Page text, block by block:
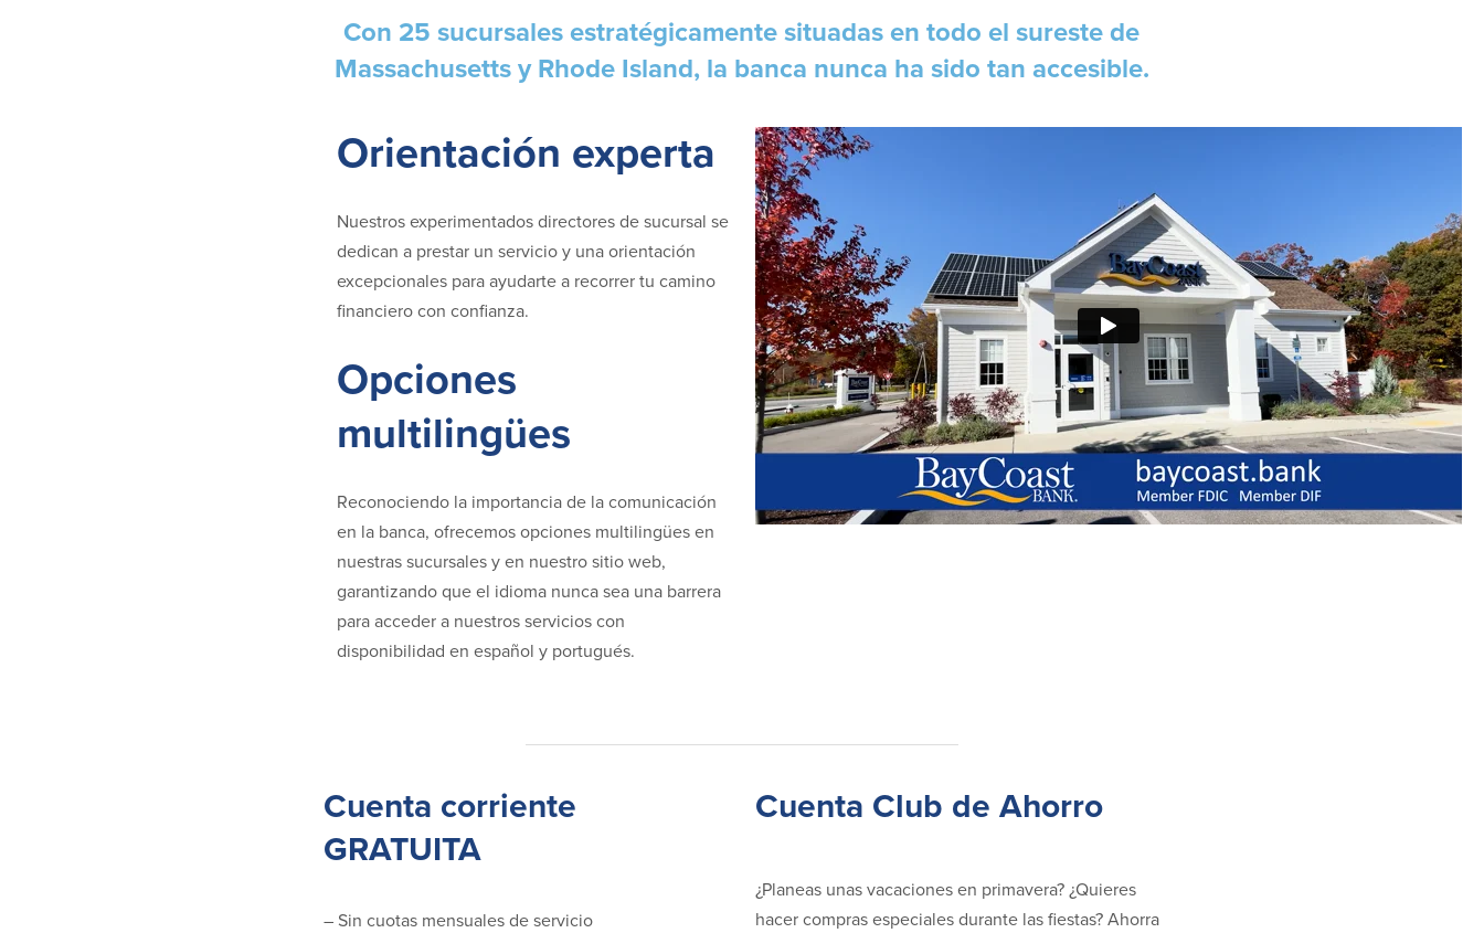
Con 25 sucursales estratégicamente situadas en todo el sureste de
Massachusetts y Rhode Island, la banca nunca ha sido tan accesible.
Orientación experta
Nuestros experimentados directores de sucursal se
dedican a prestar un servicio y una orientación
excepcionales para ayudarte a recorrer tu camino
financiero con confianza.
Opciones
multilingües
Reconociendo la importancia de la comunicación
en la banca, ofrecemos opciones multilingües en
nuestras sucursales y en nuestro sitio web,
garantizando que el idioma nunca sea una barrera
para acceder a nuestros servicios con
disponibilidad en español y portugués.
Cuenta corriente
GRATUITA
– Sin cuotas mensuales de servicio
Cuenta Club de Ahorro
¿Planeas unas vacaciones en primavera? ¿Quieres
hacer compras especiales durante las fiestas? Ahorra